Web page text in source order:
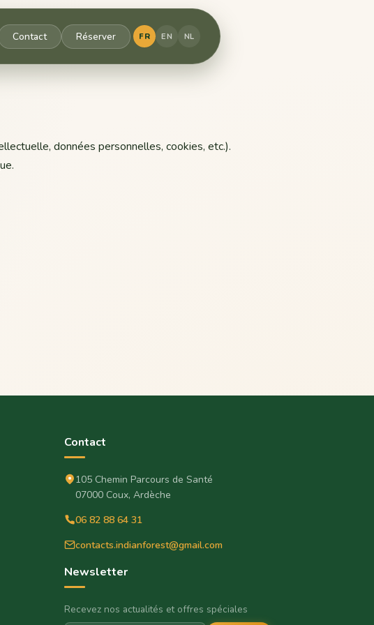
Contact Réserver FR EN NL
données personnelles, cookies, etc.).
Contact
105 Chemin Parcours de Santé
07000 Coux, Ardèche
06 82 88 64 31
contacts.indianforest@gmail.com
Newsletter
Recevez nos actualités et offres spéciales